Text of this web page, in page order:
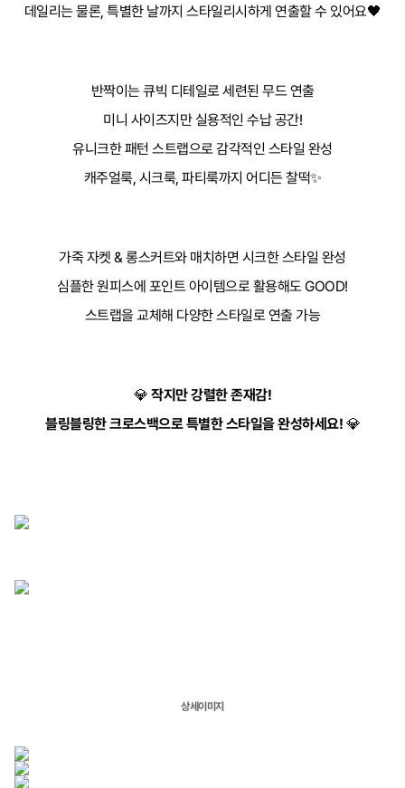
데일리는 물론, 특별한 날까지 스타일리시하게 연출할 수 있어요🖤
반짝이는 큐빅 디테일로 세련된 무드 연출
미니 사이즈지만 실용적인 수납 공간!
유니크한 패턴 스트랩으로 감각적인 스타일 완성
캐주얼룩, 시크룩, 파티룩까지 어디든 찰떡✨
가죽 자켓 & 롱스커트와 매치하면 시크한 스타일 완성
심플한 원피스에 포인트 아이템으로 활용해도 GOOD!
스트랩을 교체해 다양한 스타일로 연출 가능
💎 작지만 강렬한 존재감!
블링블링한 크로스백으로 특별한 스타일을 완성하세요! 💎
상세이미지